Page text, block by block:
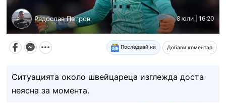
Радослав Петров 8 юли | 16:20
Последвай ни Добави коментар
Ситуацията около швейцареца изглежда доста
неясна за момента.